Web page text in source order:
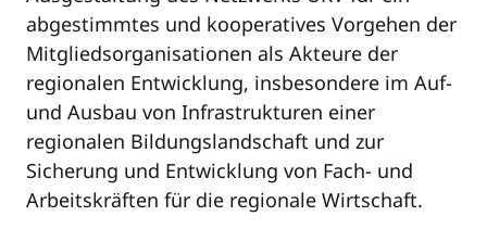
abgestimmtes und kooperatives Vorgehen der
Mitgliedsorganisationen als Akteure der
regionalen Entwicklung, insbesondere im Auf-
und Ausbau von Infrastrukturen einer
regionalen Bildungslandschaft und zur
Sicherung und Entwicklung von Fach- und
Arbeitskräften für die regionale Wirtschaft.